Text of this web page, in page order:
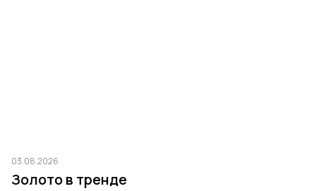
03.08.2026
Золото в тренде